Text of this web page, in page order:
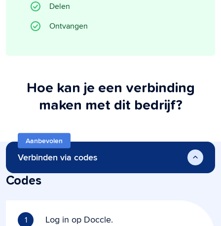
Delen
Ontvangen
Hoe kan je een verbinding
maken met dit bedrijf?
Aanbevolen
Verbinden via codes
Codes
1 Log in op Doccle.